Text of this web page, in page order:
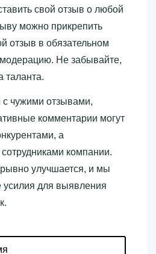
свой отзыв о любой
можно прикрепить
отзыв в обязательном
Не забывайте,
таланта.
чужими отзывами,
комментарии могут
а
компании.
улучшается, и мы
для выявления